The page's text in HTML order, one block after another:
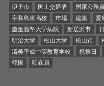
伊予市
国土交通省 国家公務員
宇和島東高校
市場 建築 愛
慶應義塾大学病院
新居浜市
明治大学
松山大学 松山市
済美平成中等教育学校
祝祭日
韓国
駐在員